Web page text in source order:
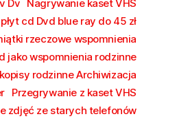
Dv
Nagrywanie kaset VHS
cd Dvd blue ray do 45 zł
rzeczowe wspomnienia
jako wspomnienia rodzinne
rodzinne Archiwizacja
Przegrywanie z kaset VHS
zdjęć ze starych telefonów